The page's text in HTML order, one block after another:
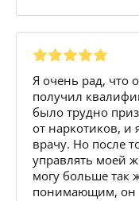
Я очень рад, что
получил
было трудно
от наркотиков, и
врачу. Но после
управлять моей
могу больше так
понимающим, он